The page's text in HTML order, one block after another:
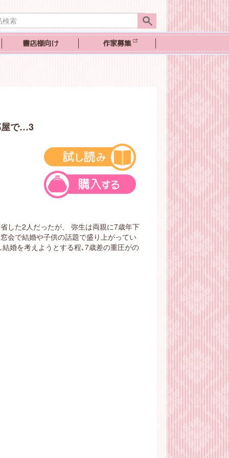
書店様向け 作家募集
屋で…3
した2人だったが、 弥生は両親に7歳年下
会で結婚や子供の話題で盛り上がってい
婚を考えようとする程､7歳差の重圧がの